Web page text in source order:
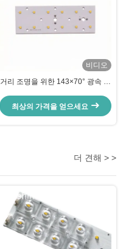
비디오
거리 조명을 위한 143×70° 광속 각
LED PCB 널
최상의 가격을 얻으세요
더 견해 > >